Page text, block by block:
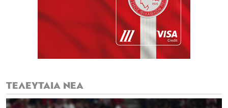
ΤΕΛΕΥΤΑΙΑ ΝΕΑ